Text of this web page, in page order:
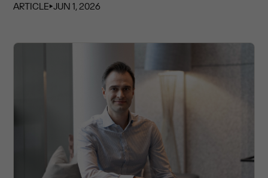
ARTICLE⏵JUN 1, 2026